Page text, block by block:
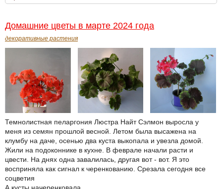
Домашние цветы в марте 2024 года
декоративные растения
Темнолистная пеларгония Люстра Найт Сэлмон выросла у
меня из семян прошлой весной. Летом была высажена на
клумбу на даче, осенью два куста выкопала и увезла домой.
Жили на подоконнике в кухне. В феврале начали расти и
цвести. На днях одна завалилась, другая вот - вот. Я это
восприняла как сигнал к черенкованию. Срезала сегодня все
соцветия